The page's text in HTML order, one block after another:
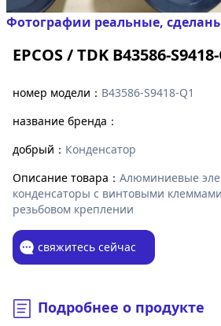
Фотографии реальные,
EPCOS / TDK B43586-
номер модели： B43586-S9418-Q1
название бренда：
добрый： Конденсатор
Описание товара： Алюминиевые
конденсаторы с винтовыми
резьбовом креплении
свяжитесь сейчас
Подробнее о продукте